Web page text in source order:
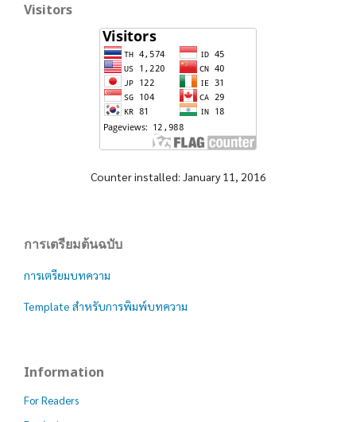
Visitors
Counter installed: January 11, 2016
การเตรียมต้นฉบับ
การเตรียมบทความ
Template สำหรับการพิมพ์บทความ
Information
For Readers